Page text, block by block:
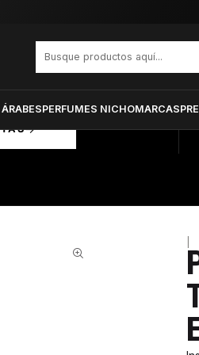
PERFUMES NICHOMARCAS
Tizi Collection Klick Unisex Edp 100